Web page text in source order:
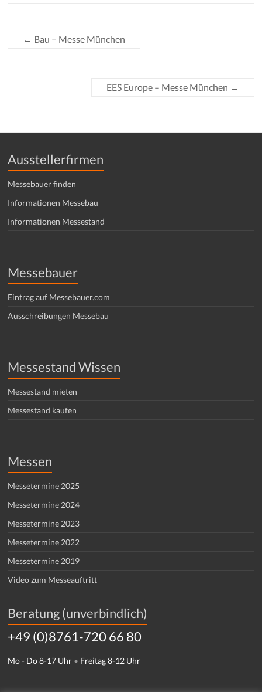
← Bau – Messe München
EES Europe – Messe München →
Ausstellerfirmen
Messebauer finden
Informationen Messebau
Informationen Messestand
Messebauer
Eintrag auf Messebauer.com
Ausschreibungen Messebau
Messestand Wissen
Messestand mieten
Messestand kaufen
Messen
Messetermine 2025
Messetermine 2024
Messetermine 2023
Messetermine 2022
Messetermine 2019
Video zum Messeauftritt
Beratung (unverbindlich)
+49 (0)8761-720 66 80
Mo - Do 8-17 Uhr • Freitag 8-12 Uhr